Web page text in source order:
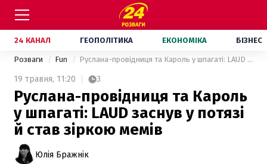
24 КАНАЛ ГЕОПОЛІТИКА ЕКОНОМІКА БІЗНЕС
Розваги Fun Руслана-провідниця та Кароль у шпагаті: LAUD заснув у потязі й став зіркою мемів
19 травня, 11:20 3
Руслана-провідниця та Кароль
у шпагаті: LAUD заснув у потязі
й став зіркою мемів
Юлія Бражнік